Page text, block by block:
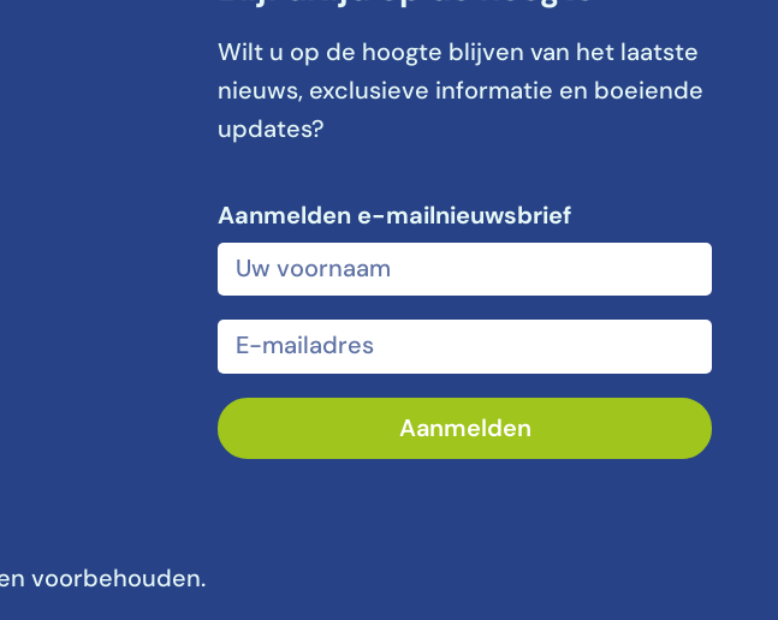
Wilt u op de hoogte blijven van het laatste
nieuws, exclusieve informatie en boeiende
updates?
Aanmelden e-mailnieuwsbrief
Voor- en achternaam
E-mailadres
Aanmelden
voorbehouden.